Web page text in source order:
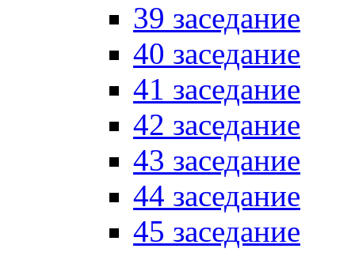
39 заседание
40 заседание
41 заседание
42 заседание
43 заседание
44 заседание
45 заседание